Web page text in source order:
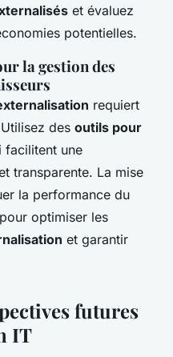
et évaluez
potentielles.
la gestion des
requiert
des outils pour
facilitent une
transparente. La mise
la performance du
optimiser les
et garantir
futures
IT